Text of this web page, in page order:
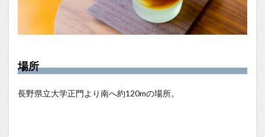
場所
長野県立大学正門より南へ約120mの場所。